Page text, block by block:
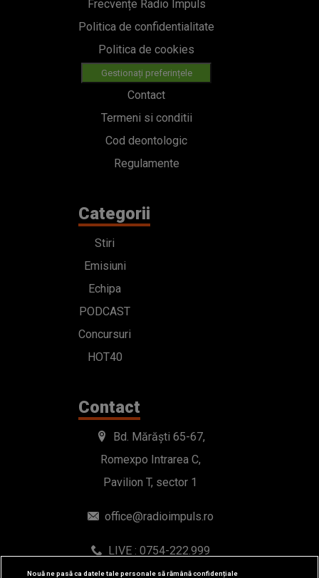
Frecvențe Radio Impuls
Politica de confidentialitate
Politica de cookies
Gestionați preferințele
Contact
Termeni si conditii
Cod deontologic
Regulamente
Categorii
Stiri
Emisiuni
Echipa
PODCAST
Concursuri
HOT40
Contact
Bd. Mărăști 65-67,
Romexpo Intrarea C,
Pavilion T, sector 1
office@radioimpuls.ro
LIVE : 0754-222.999
WhatsApp: 0754-222.999
Nouă ne pasă ca datele tale personale să rămână confidențiale